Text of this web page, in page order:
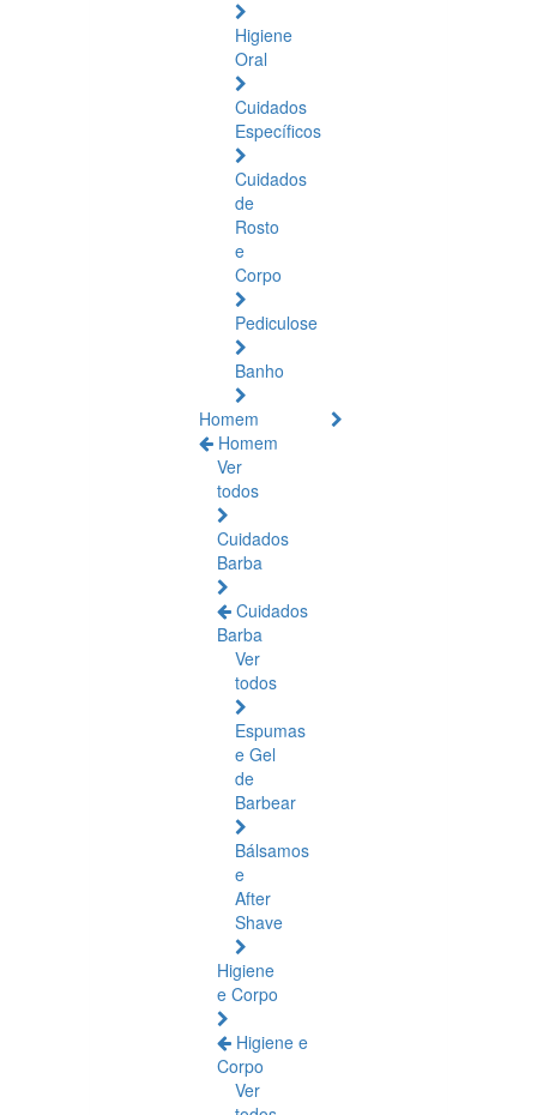
Higiene
Oral
Cuidados
Específicos
Cuidados
de
Rosto
e
Corpo
Pediculose
Banho
Homem
Homem
Ver
todos
Cuidados
Barba
Cuidados
Barba
Ver
todos
Espumas
e Gel
de
Barbear
Bálsamos
e
After
Shave
Higiene
e Corpo
Higiene e
Corpo
Ver